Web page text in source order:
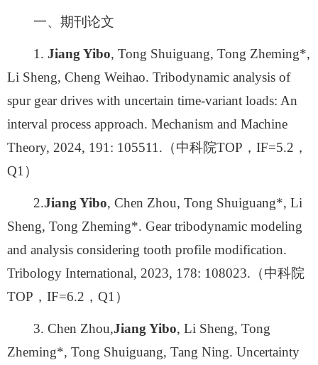
一、期刊论文
1. Jiang Yibo, Tong Shuiguang, Tong Zheming*,
Li Sheng, Cheng Weihao. Tribodynamic analysis of
spur gear drives with uncertain time-variant loads: An
interval process approach. Mechanism and Machine
Theory, 2024, 191: 105511.（中科院TOP，IF=5.2，
Q1）
2.Jiang Yibo, Chen Zhou, Tong Shuiguang*, Li
Sheng, Tong Zheming*. Gear tribodynamic modeling
and analysis considering tooth profile modification.
Tribology International, 2023, 178: 108023.（中科院
TOP，IF=6.2，Q1）
3. Chen Zhou,Jiang Yibo, Li Sheng, Tong
Zheming*, Tong Shuiguang, Tang Ning. Uncertainty